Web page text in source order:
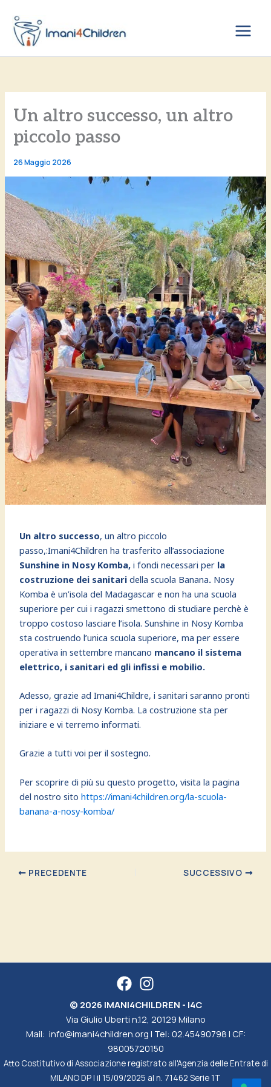
contenuto
Un altro successo, un altro
piccolo passo
26 Maggio 2026
Un altro successo, un altro piccolo
passo,:Imani4Children ha trasferito all’associazione
Sunshine in Nosy Komba,i fondi necessari per la
costruzione dei sanitaridella scuola Banana. Nosy
Komba è un’isola del Madagascar e non ha una scuola
superiore per cui i ragazzi smettono di studiare perchè è
troppo costoso lasciare l’isola. Sunshine in Nosy Komba
sta costruendo l’unica scuola superiore, ma per essere
operativa in settembre mancano mancano il sistema
elettrico, i sanitari ed gli infissi e mobilio.
Adesso, grazie ad Imani4Childre, i sanitari saranno pronti
per i ragazzi di Nosy Komba. La costruzione sta per
iniziare e vi terremo informati.
Grazie a tutti voi per il sostegno.
Per scoprire di più su questo progetto, visita la pagina
del nostro sitohttps://imani4children.org/la-scuola-
banana-a-nosy-komba/
PRECEDENTE SUCCESSIVO
© 2026 IMANI4CHILDREN - I4C
Via Giulio Uberti n.12, 20129 Milano
Mail: info@imani4children.org | Tel: 02.45490798 | CF:
98005720150
Atto Costitutivo di Associazione registrato all'Agenzia delle Entrate di
MILANO DP I il 15/09/2025 al n. 71462 Serie 1T